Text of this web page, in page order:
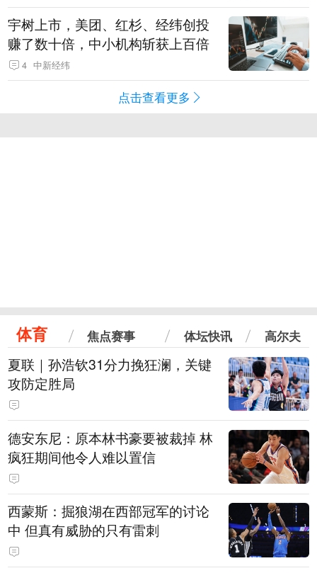
宇树上市，美团、红杉、经纬创投
赚了数十倍，中小机构斩获上百倍
4 中新经纬
点击查看更多
体育 焦点赛事 体坛快讯 高尔夫
夏联｜孙浩钦31分力挽狂澜，关键
攻防定胜局
德安东尼：原本林书豪要被裁掉 林
疯狂期间他令人难以置信
西蒙斯：掘狼湖在西部冠军的讨论
中 但真有威胁的只有雷刺